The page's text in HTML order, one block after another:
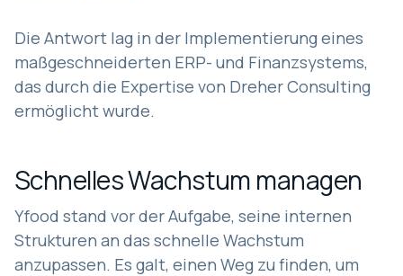
Die Antwort lag in der Implementierung eines
maßgeschneiderten ERP- und Finanzsystems,
das durch die Expertise von Dreher Consulting
ermöglicht wurde.
Schnelles Wachstum managen
Yfood stand vor der Aufgabe, seine internen
Strukturen an das schnelle Wachstum
anzupassen. Es galt, einen Weg zu finden, um